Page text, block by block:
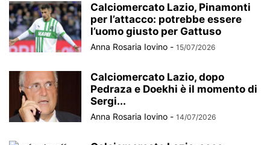
Calciomercato Lazio, Pinamonti
per l’attacco: potrebbe essere
l’uomo giusto per Gattuso
Anna Rosaria Iovino - 15/07/2026
Calciomercato Lazio, dopo
Pedraza e Doekhi è il momento di
Sergi...
Anna Rosaria Iovino - 14/07/2026